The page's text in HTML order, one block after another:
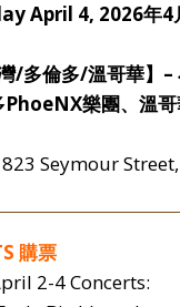
April 4, 2026年4
/多倫多/溫哥華】–
PhoeNX樂團、溫
823 Seymour
購票
2-4 Concerts: